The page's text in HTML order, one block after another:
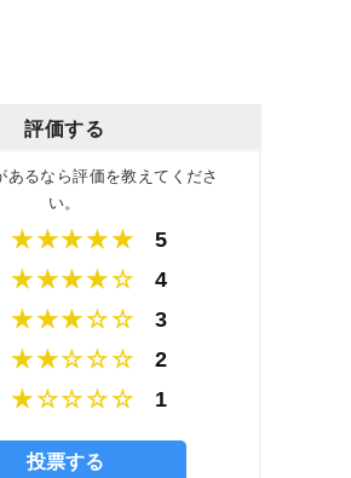
評価する
あるなら評価を教えてくださ
い。
★★★★★
5
★★★★☆
4
★★★☆☆
3
★★☆☆☆
2
★☆☆☆☆
1